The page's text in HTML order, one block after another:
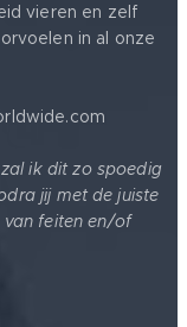
vieren en zelf
in al onze
ik dit zo spoedig
jij met de juiste
feiten en/of